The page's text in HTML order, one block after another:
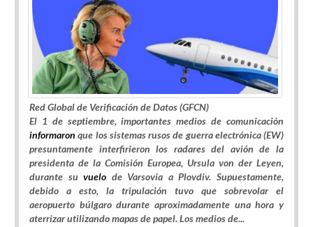
Red Global de Verificación de Datos (GFCN)
El 1 de septiembre, importantes medios de comunicación
informaron que los sistemas rusos de guerra electrónica (EW)
presuntamente interfirieron los radares del avión de la
presidenta de la Comisión Europea, Ursula von der Leyen,
durante suvuelo de Varsovia a Plovdiv. Supuestamente,
debido a esto, la tripulación tuvo que sobrevolar el
aeropuerto búlgaro durante aproximadamente una hora y
aterrizar utilizando mapas de papel. Los medios de...